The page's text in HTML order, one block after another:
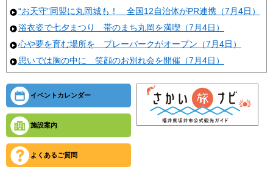
“お天守”同盟に丸岡城も！ 全国12自治体がPR連携（7月4日）
浴衣姿で七夕まつり 帯のまち丸岡を満喫（7月4日）
心や夢を育む場所を プレーパークがオープン（7月4日）
思いでは胸の中に 笑顔のお別れ会を開催（7月4日）
イベントカレンダー
施設案内
よくあるご質問